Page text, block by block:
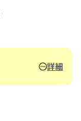
詳細